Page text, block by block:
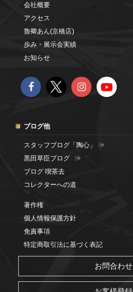
会社概要
アクセス
魯卿あん(京橋店)
歩み・展示会実績
お知らせ
ブログ他
スタッフブログ「陶心」
黒田草臣ブログ
ブログ 喫茶去
コレクターへの道
著作権
個人情報保護方針
免責事項
特定商取引法に基づく表記
お問合わせ